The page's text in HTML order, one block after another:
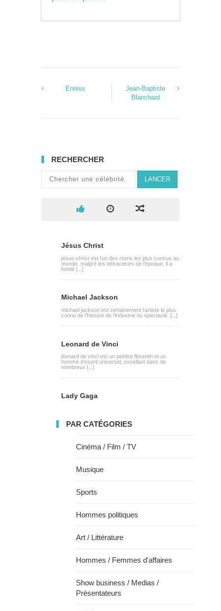
Ennius
Jean-Baptiste
Blanchard
RECHERCHER
LANCER
Jésus Christ
jésus-christ est l'un des noms les plus connus au
monde. malgré les détracteurs de l'époque, il a
fondé [...]
Michael Jackson
michael jackson est certainement l'artiste le plus
connu de l'histoire de l'industrie du spectacle. [...]
Leonard de Vinci
léonard de vinci est un peintre florentin et un
homme d'esprit universel, excellant dans de
nombreux [...]
Lady Gaga
PAR CATÉGORIES
Cinéma / Film / TV
Musique
Sports
Hommes politiques
Art / Littérature
Hommes / Femmes d'affaires
Show business / Medias /
Présentateurs